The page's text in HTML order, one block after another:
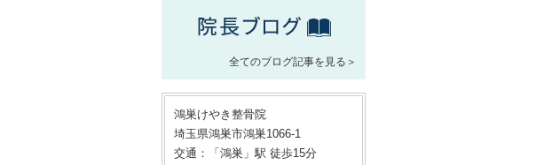
全てのブログ記事を見る＞
鴻巣けやき整骨院
埼玉県鴻巣市鴻巣1066-1
交通：「鴻巣」駅 徒歩15分